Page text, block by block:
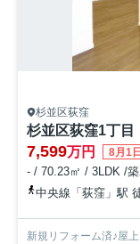
杉並区荻窪
7,599万円 8月1
- / 70.23㎡ / 3LDK /
中央線「荻窪」駅
新規リフォーム済♪屋